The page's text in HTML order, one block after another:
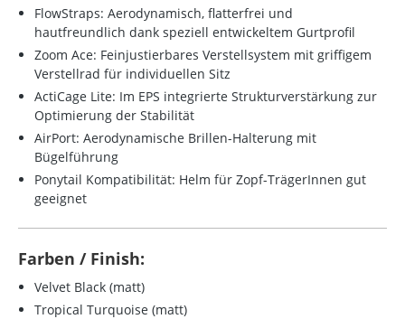
FlowStraps: Aerodynamisch, flatterfrei und
hautfreundlich dank speziell entwickeltem Gurtprofil
Zoom Ace: Feinjustierbares Verstellsystem mit griffigem
Verstellrad für individuellen Sitz
ActiCage Lite: Im EPS integrierte Strukturverstärkung zur
Optimierung der Stabilität
AirPort: Aerodynamische Brillen-Halterung mit
Bügelführung
Ponytail Kompatibilität: Helm für Zopf-TrägerInnen gut
geeignet
Farben / Finish:
Velvet Black (matt)
Tropical Turquoise (matt)